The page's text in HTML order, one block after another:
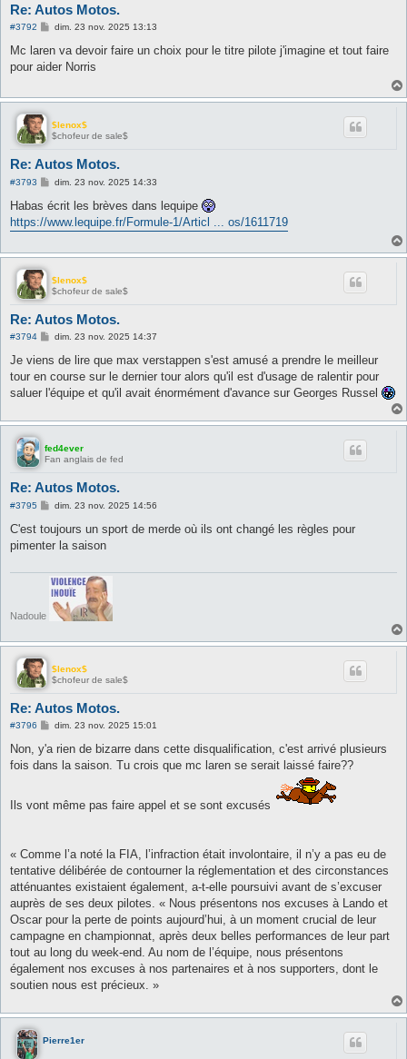
Re: Autos Motos.
#3792
M
s
a
dim. 23 nov. 2025 13:13
Mc laren va devoir faire un choix pour le titre pilote j'imagine et tout faire
pour aider Norris
$lenox$
$chofeur de sale$
Re: Autos Motos.
#3793
M
s
a
dim. 23 nov. 2025 14:33
Habas écrit les brèves dans lequipe
https://www.lequipe.fr/Formule-1/Articl ... os/1611719
$lenox$
$chofeur de sale$
Re: Autos Motos.
#3794
M
s
a
g
dim. 23 nov. 2025 14:37
Je viens de lire que max verstappen s'est amusé a prendre le meilleur
tour en course sur le dernier tour alors qu'il est d'usage de ralentir pour
saluer l'équipe et qu'il avait énormément d'avance sur Georges Russel
fed4ever
Fan anglais de fed
Re: Autos Motos.
#3795
M
s
a
dim. 23 nov. 2025 14:56
C'est toujours un sport de merde où ils ont changé les règles pour
pimenter la saison
Nadoule
$lenox$
$chofeur de sale$
Re: Autos Motos.
#3796
M
s
a
dim. 23 nov. 2025 15:01
Non, y'a rien de bizarre dans cette disqualification, c'est arrivé plusieurs
fois dans la saison. Tu crois que mc laren se serait laissé faire??
Ils vont même pas faire appel et se sont excusés
« Comme l’a noté la FIA, l’infraction était involontaire, il n’y a pas eu de
tentative délibérée de contourner la réglementation et des circonstances
atténuantes existaient également, a-t-elle poursuivi avant de s’excuser
auprès de ses deux pilotes. « Nous présentons nos excuses à Lando et
Oscar pour la perte de points aujourd’hui, à un moment crucial de leur
campagne en championnat, après deux belles performances de leur part
tout au long du week-end. Au nom de l’équipe, nous présentons
également nos excuses à nos partenaires et à nos supporters, dont le
soutien nous est précieux. »
Pierre1er